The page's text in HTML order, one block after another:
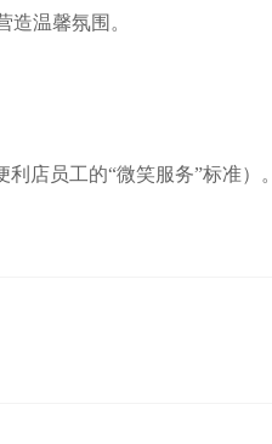
造温馨氛围。
店员工的“微笑服务”标准）。